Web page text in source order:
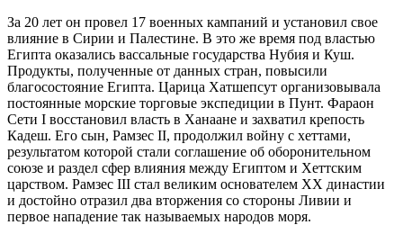
За 20 лет он провел 17 военных кампаний и установил свое
влияние в Сирии и Палестине. В это же время под властью
Египта оказались вассальные государства Нубия и Куш.
Продукты, полученные от данных стран, повысили
благосостояние Египта. Царица Хатшепсут организовывала
постоянные морские торговые экспедиции в Пунт. Фараон
Сети I восстановил власть в Ханаане и захватил крепость
Кадеш. Его сын, Рамзес II, продолжил войну с хеттами,
результатом которой стали соглашение об оборонительном
союзе и раздел сфер влияния между Египтом и Хеттским
царством. Рамзес III стал великим основателем XX династии
и достойно отразил два вторжения со стороны Ливии и
первое нападение так называемых народов моря.